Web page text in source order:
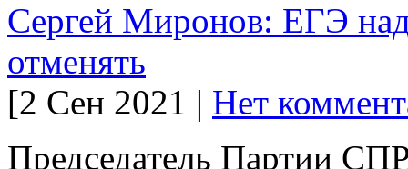
Сергей Миронов: ЕГЭ
отменять
[2 Сен 2021 | Нет
Председатель Партии